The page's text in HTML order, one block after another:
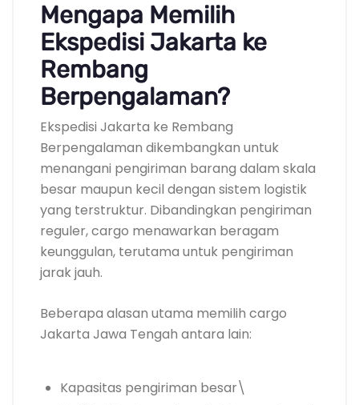
Mengapa Memilih
Ekspedisi Jakarta ke
Rembang
Berpengalaman?
Ekspedisi Jakarta ke Rembang
Berpengalaman dikembangkan untuk
menangani pengiriman barang dalam skala
besar maupun kecil dengan sistem logistik
yang terstruktur. Dibandingkan pengiriman
reguler, cargo menawarkan beragam
keunggulan, terutama untuk pengiriman
jarak jauh.
Beberapa alasan utama memilih cargo
Jakarta Jawa Tengah antara lain:
Kapasitas pengiriman besar\